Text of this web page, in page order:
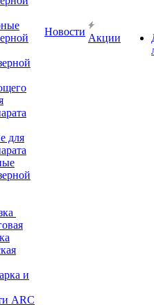
для
и
ARC
Новости
Акции